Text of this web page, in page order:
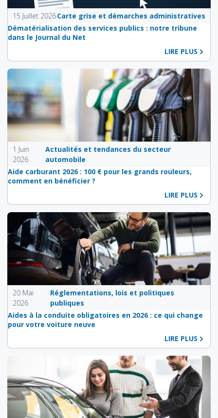
15 Juillet 2026Carte grise et démarches administratives
Dématérialisation des services publics : notre tribune
dans le Journal du Net
LIRE PLUS
1 Juin
2026
Actualités et tendances du secteur
automobile
Aide carburant 2026 : 100 € pour les grands rouleurs,
comment en bénéficier ?
LIRE PLUS
20 Mai
2026
Réglementations, lois et politiques
publiques
Aides à la conduite obligatoires en 2026 : ce qui change
pour votre voiture neuve
LIRE PLUS